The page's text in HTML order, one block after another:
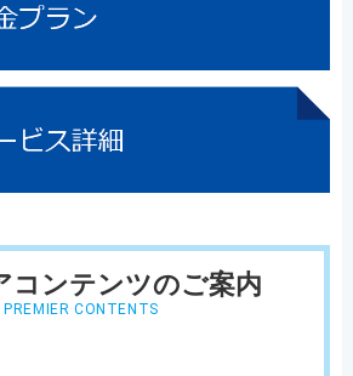
コンテンツのご案内
PREMIER CONTENTS